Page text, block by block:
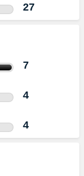
27
7
4
4